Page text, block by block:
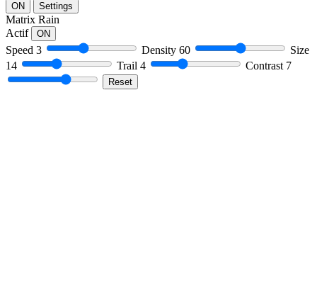
ON
Settings
Matrix Rain
Actif
ON
Speed 3 Density 60
Size
14
Trail 4 Contrast 7
Reset